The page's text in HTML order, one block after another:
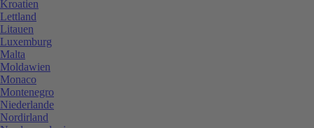
Kroatien
Lettland
Litauen
Luxemburg
Malta
Moldawien
Monaco
Montenegro
Niederlande
Nordirland